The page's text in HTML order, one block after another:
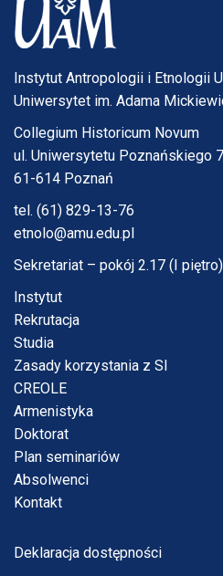
Instytut Antropologii i Etnologii
Uniwersytet im. Adama
Collegium Historicum Novum
ul. Uniwersytetu Poznańskiego 7
61-614 Poznań
tel. (61) 829-13-76
etnolo@amu.edu.pl
Sekretariat – pokój 2.17 (I piętro)
Instytut
Rekrutacja
Studia
Zasady korzystania z SI
CREOLE
Armenistyka
Doktorat
Plan seminariów
Absolwenci
Kontakt
Deklaracja dostępności